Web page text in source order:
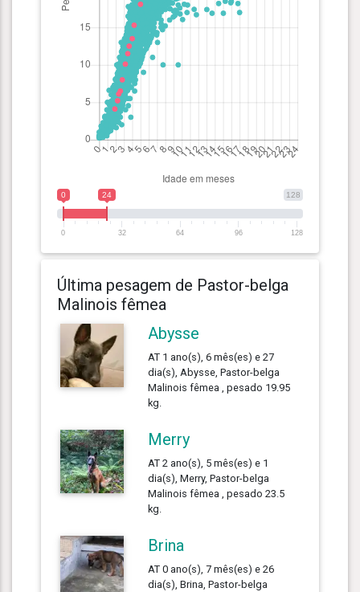
128
0 24
0 32 64 96 128
Última pesagem de Pastor-belga
Malinois fêmea
Abysse
AT 1 ano(s), 6 mês(es) e 27
dia(s), Abysse, Pastor-belga
Malinois fêmea , pesado 19.95
kg.
Merry
AT 2 ano(s), 5 mês(es) e 1
dia(s), Merry, Pastor-belga
Malinois fêmea , pesado 23.5
kg.
Brina
AT 0 ano(s), 7 mês(es) e 26
dia(s), Brina, Pastor-belga